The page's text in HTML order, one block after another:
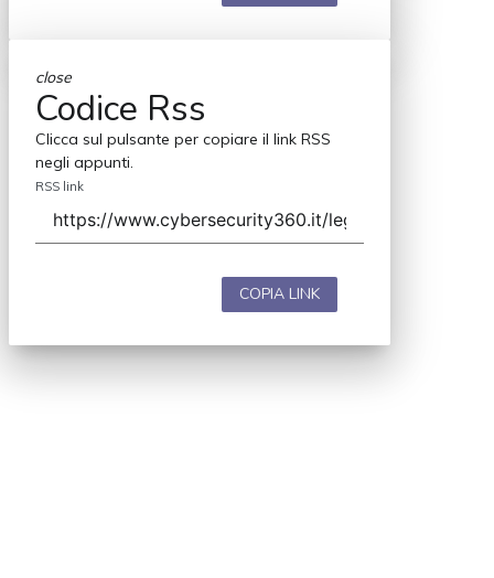
close
Codice Rss
Clicca sul pulsante per copiare il link RSS
negli appunti.
RSS link
COPIA LINK